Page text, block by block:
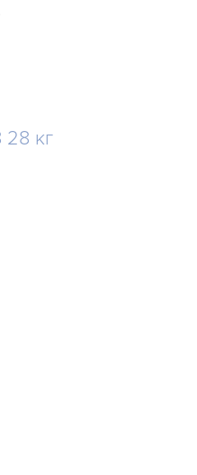
которые встречаются
28 кг